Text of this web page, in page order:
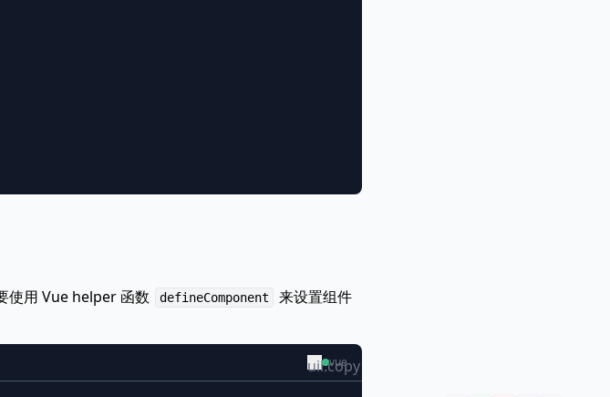
使用 Vue helper 函数 defineComponent
来设置组件
uil:copy
vue